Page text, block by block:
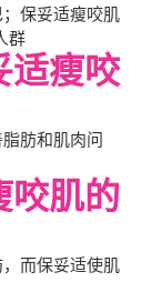
保妥适瘦咬肌
群
适瘦咬
肪和肌肉问
咬肌的
而保妥适使肌